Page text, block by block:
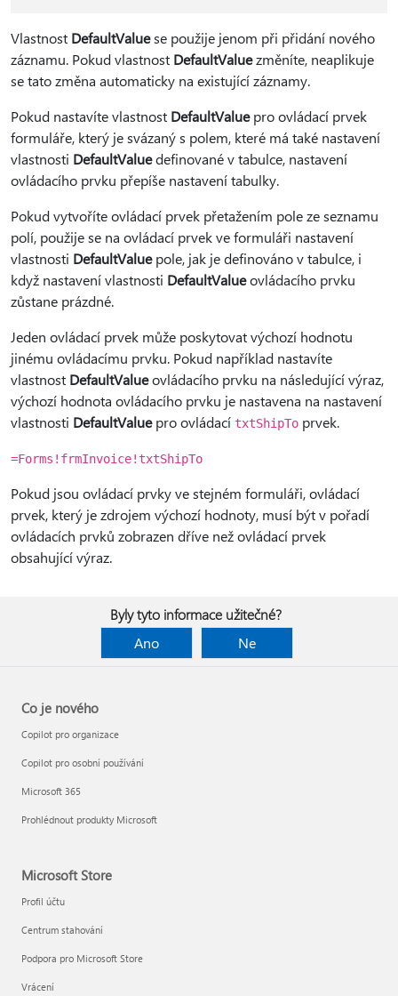
Vlastnost DefaultValuese použije jenom při přidání nového
záznamu. Pokud vlastnost DefaultValuezměníte, neaplikuje
se tato změna automaticky na existující záznamy.
Pokud nastavíte vlastnost DefaultValuepro ovládací prvek
formuláře, který je svázaný s polem, které má také nastavení
vlastnosti DefaultValuedefinované v tabulce, nastavení
ovládacího prvku přepíše nastavení tabulky.
Pokud vytvoříte ovládací prvek přetažením pole ze seznamu
polí, použije se na ovládací prvek ve formuláři nastavení
vlastnosti DefaultValuepole, jak je definováno v tabulce, i
když nastavení vlastnosti DefaultValueovládacího prvku
zůstane prázdné.
Jeden ovládací prvek může poskytovat výchozí hodnotu
jinému ovládacímu prvku. Pokud například nastavíte
vlastnost DefaultValueovládacího prvku na následující výraz,
výchozí hodnota ovládacího prvku je nastavena na nastavení
vlastnosti DefaultValuepro ovládací txtShipTo prvek.
=Forms!frmInvoice!txtShipTo
Pokud jsou ovládací prvky ve stejném formuláři, ovládací
prvek, který je zdrojem výchozí hodnoty, musí být v pořadí
ovládacích prvků zobrazen dříve než ovládací prvek
obsahující výraz.
Byly tyto informace užitečné?
Ano
Ne
Co je nového
Copilot pro organizace
Copilot pro osobní používání
Microsoft 365
Prohlédnout produkty Microsoft
Microsoft Store
Profil účtu
Centrum stahování
Podpora pro Microsoft Store
Vrácení